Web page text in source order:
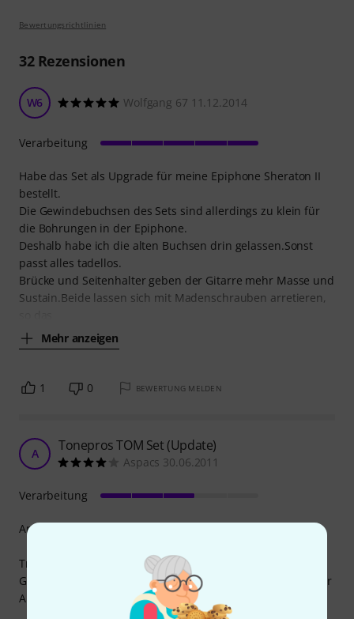
Bewertungsrichtlinien
32Rezensionen
W6 Wolfgang 67 11.12.2014
Habe das Set als Upgrade für meine Epiphone Sheraton II
bestellt.
Die Gewindebuchsen des Sets sind allerdings zu klein für
die Bohrungen in der Epiphone.
Deshalb habe ich die alten Buchsen drin gelassen.Sonst
passt alles tadellos.
Brücke und Seitenhalter geben der Gitarre mehr Masse und
Sustain.Beide lassen sich mit Madenschrauben arretieren,
Mehr anzeigen
Verarbeitung
1 0 BEWERTUNG MELDEN
A Tonepros TOM Set (Update)
Aspacs 30.06.2011
An sich recht wertig und sinnvolle Wahl, aber:
Trotz eigentlich hinlänglicher Pflege löst sich die
Goldlackierung ab. Möglicherweise in Folge von ausgiebiger
Ablage des Handballes während Palm Mutes. Sehr schade.
Verarbeitung